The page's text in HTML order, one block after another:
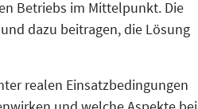
Betriebs im Mittelpunkt. Die
dazu beitragen, die Lösung
realen Einsatzbedingungen